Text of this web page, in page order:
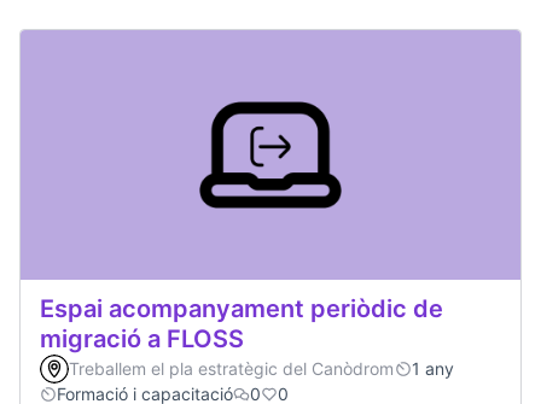
Espai acompanyament periòdic de
migració a FLOSS
Treballem el pla estratègic del Canòdrom
1 any
Formació i capacitació
0 0